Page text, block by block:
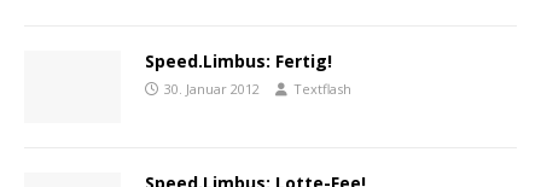
Speed.Limbus: Fertig!
30. Januar 2012 Textflash